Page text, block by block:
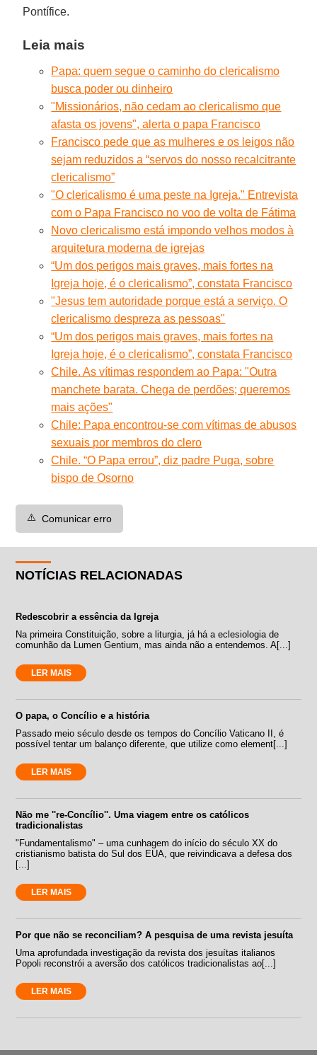
Pontífice.
Leia mais
Papa: quem segue o caminho do clericalismo
busca poder ou dinheiro
"Missionários, não cedam ao clericalismo que
afasta os jovens", alerta o papa Francisco
Francisco pede que as mulheres e os leigos não
sejam reduzidos a “servos do nosso recalcitrante
clericalismo”
"O clericalismo é uma peste na Igreja." Entrevista
com o Papa Francisco no voo de volta de Fátima
Novo clericalismo está impondo velhos modos à
arquitetura moderna de igrejas
“Um dos perigos mais graves, mais fortes na
Igreja hoje, é o clericalismo”, constata Francisco
"Jesus tem autoridade porque está a serviço. O
clericalismo despreza as pessoas"
“Um dos perigos mais graves, mais fortes na
Igreja hoje, é o clericalismo”, constata Francisco
Chile. As vítimas respondem ao Papa: "Outra
manchete barata. Chega de perdões; queremos
mais ações"
Chile: Papa encontrou-se com vítimas de abusos
sexuais por membros do clero
Chile. “O Papa errou”, diz padre Puga, sobre
bispo de Osorno
⚠️ Comunicar erro
NOTÍCIAS RELACIONADAS
Redescobrir a essência da Igreja
Na primeira Constituição, sobre a liturgia, já há a eclesiologia de
comunhão da Lumen Gentium, mas ainda não a entendemos. A[...]
LER MAIS
O papa, o Concílio e a história
Passado meio século desde os tempos do Concílio Vaticano II, é
possível tentar um balanço diferente, que utilize como element[...]
LER MAIS
Não me ''re-Concílio''. Uma viagem entre os católicos
tradicionalistas
"Fundamentalismo" – uma cunhagem do início do século XX do
cristianismo batista do Sul dos EUA, que reivindicava a defesa dos
[...]
LER MAIS
Por que não se reconciliam? A pesquisa de uma revista jesuíta
Uma aprofundada investigação da revista dos jesuítas italianos
Popoli reconstrói a aversão dos católicos tradicionalistas ao[...]
LER MAIS